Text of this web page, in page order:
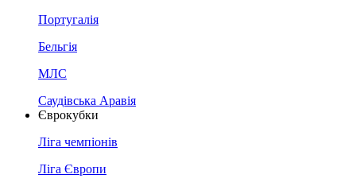
Португалія
Бельгія
МЛС
Саудівська Аравія
Єврокубки
Ліга чемпіонів
Ліга Європи